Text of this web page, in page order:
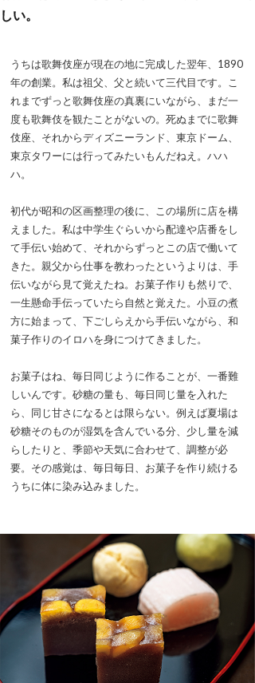
しい。
うちは歌舞伎座が現在の地に完成した翌年、1890
年の創業。私は祖父、父と続いて三代目です。こ
れまでずっと歌舞伎座の真裏にいながら、まだ一
度も歌舞伎を観たことがないの。死ぬまでに歌舞
伎座、それからディズニーランド、東京ドーム、
東京タワーには行ってみたいもんだねえ。ハハ
ハ。
初代が昭和の区画整理の後に、この場所に店を構
えました。私は中学生ぐらいから配達や店番をし
て手伝い始めて、それからずっとこの店で働いて
きた。親父から仕事を教わったというよりは、手
伝いながら見て覚えたね。お菓子作りも然りで、
一生懸命手伝っていたら自然と覚えた。小豆の煮
方に始まって、下ごしらえから手伝いながら、和
菓子作りのイロハを身につけてきました。
お菓子はね、毎日同じように作ることが、一番難
しいんです。砂糖の量も、毎日同じ量を入れた
ら、同じ甘さになるとは限らない。例えば夏場は
砂糖そのものが湿気を含んでいる分、少し量を減
らしたりと、季節や天気に合わせて、調整が必
要。その感覚は、毎日毎日、お菓子を作り続ける
うちに体に染み込みました。